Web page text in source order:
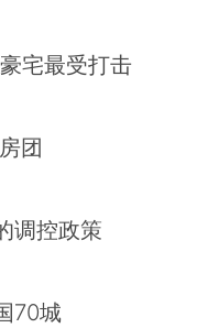
宅最受打击
团
调控政策
70城